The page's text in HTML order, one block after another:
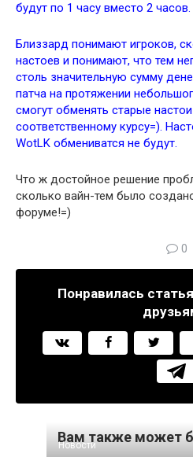
будут по 1 часу вместо 2 часов.
Близзард понимают игроков,
настоев и понимают, что тем
столь значительную сумму
патча на протяжении
смогут обменять старые
соответственному курсу=).
WotLK обмениватся не будут.
Что ж достойное решение
сколько вайн-тем было
форуме!=)
0
Понравилась
Вам также может
Новости